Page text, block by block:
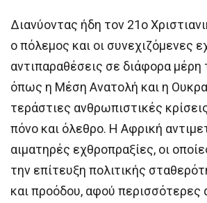
Διανύοντας ήδη τον 21ο
ο πόλεμος και οι συνεχιζόμενες
αντιπαραθέσεις σε διάφορα μέρη
όπως η Μέση Ανατολή και η
τεράστιες ανθρωπιστικές
πόνο και όλεθρο. Η Αφρική
αιματηρές εχθροπραξίες, οι
την επίτευξη πολιτικής
και προόδου, αφού περισσότερες